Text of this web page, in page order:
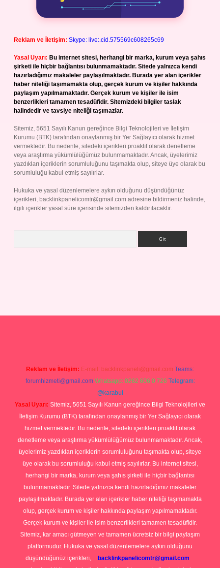
Reklam ve İletişim: Skype: live:.cid.575569c608265c69
Yasal Uyarı: Bu internet sitesi, herhangi bir marka, kurum veya şahıs
şirketi ile hiçbir bağlantısı bulunmamaktadır. Sitede yalnızca kendi
hazırladığımız makaleler paylaşılmaktadır. Burada yer alan içerikler
haber niteliği taşımamakta olup, gerçek kurum ve kişiler hakkında
paylaşım yapılmamaktadır. Gerçek kurum ve kişiler ile isim
benzerlikleri tamamen tesadüfidir. Sitemizdeki bilgiler taslak
halindedir ve tavsiye niteliği taşımazlar.
Sitemiz, 5651 Sayılı Kanun gereğince Bilgi Teknolojileri ve İletişim
Kurumu (BTK) tarafından onaylanmış bir Yer Sağlayıcı olarak hizmet
vermektedir. Bu nedenle, sitedeki içerikleri proaktif olarak denetleme
veya araştırma yükümlülüğümüz bulunmamaktadır. Ancak, üyelerimiz
yazdıkları içeriklerin sorumluluğunu taşımakta olup, siteye üye olarak bu
sorumluluğu kabul etmiş sayılırlar.
Hukuka ve yasal düzenlemelere aykırı olduğunu düşündüğünüz
içerikleri, backlinkpanelicomtr@gmail.com adresine bildirmeniz halinde,
ilgili içerikler yasal süre içerisinde sitemizden kaldırılacaktır.
Reklam ve İletişim: E-mail: backlinkpaneli@gmail.com Teams:
forumhizmeti@gmail.com Whatsapp: 0262 606 0 726 Telegram:
@karabul
Yasal Uyarı: Sitemiz, 5651 Sayılı Kanun gereğince Bilgi Teknolojileri ve
İletişim Kurumu (BTK) tarafından onaylanmış bir Yer Sağlayıcı olarak
hizmet vermektedir. Bu nedenle, sitedeki içerikleri proaktif olarak
denetleme veya araştırma yükümlülüğümüz bulunmamaktadır. Ancak,
üyelerimiz yazdıkları içeriklerin sorumluluğunu taşımakta olup, siteye
üye olarak bu sorumluluğu kabul etmiş sayılırlar. Bu internet sitesi,
herhangi bir marka, kurum veya şahıs şirketi ile hiçbir bağlantısı
bulunmamaktadır. Sitede yalnızca kendi hazırladığımız makaleler
paylaşılmaktadır. Burada yer alan içerikler haber niteliği taşımamakta
olup, gerçek kurum ve kişiler hakkında paylaşım yapılmamaktadır.
Gerçek kurum ve kişiler ile isim benzerlikleri tamamen tesadüfidir.
Sitemiz, kar amacı gütmeyen ve tamamen ücretsiz bir bilgi paylaşım
platformudur. Hukuka ve yasal düzenlemelere aykırı olduğunu
düşündüğünüz içerikleri,
backlinkpanelicomtr@gmail.com